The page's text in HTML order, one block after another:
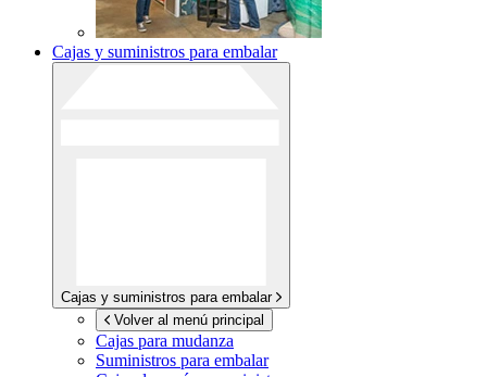
Cajas y suministros para embalar
Cajas y suministros para embalar
Volver al menú principal
Cajas para mudanza
Suministros para embalar